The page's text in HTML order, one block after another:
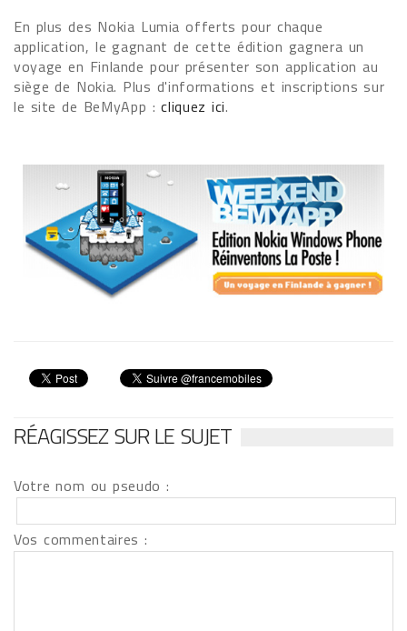
En plus des Nokia Lumia offerts pour chaque
application, le gagnant de cette édition gagnera un
voyage en Finlande pour présenter son application au
siège de Nokia. Plus d'informations et inscriptions sur
le site de BeMyApp :cliquez ici.
RÉAGISSEZ SUR LE SUJET
Votre nom ou pseudo :
Vos commentaires :